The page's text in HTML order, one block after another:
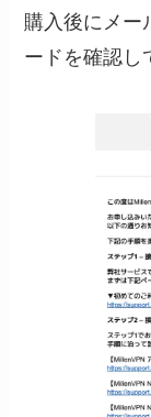
購入後にメー
ードを確認し